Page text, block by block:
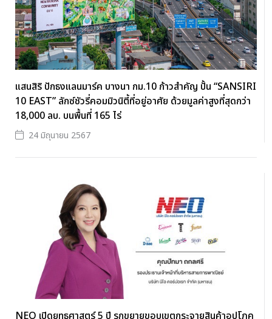
แสนสิริ ปักธงแลนมาร์ค บางนา กม.10 ก้าวสำคัญ ปั้น “SANSIRI
10 EAST” ลักซ์ชัวรี่คอมมิวนิตี้ที่อยู่อาศัย ด้วยมูลค่าสูงที่สุดกว่า
18,000 ลบ. บนพื้นที่ 165 ไร่
24 มิถุนายน 2567